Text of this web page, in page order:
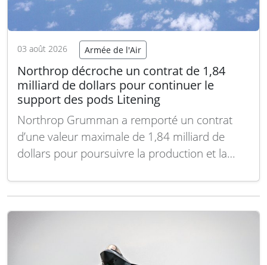
03 août 2026 Armée de l'Air
Northrop décroche un contrat de 1,84
milliard de dollars pour continuer le
support des pods Litening
Northrop Grumman a remporté un contrat
d’une valeur maximale de 1,84 milliard de
dollars pour poursuivre la production et la
AN/AAQ-28 Litening destinés à l’US Air Force.